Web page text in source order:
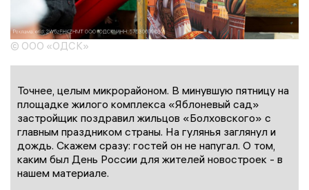
© ООО «ОДСК»
Точнее, целым микрорайоном. В минувшую пятницу на
площадке жилого комплекса «Яблоневый сад»
застройщик поздравил жильцов «Болховского» с
главным праздником страны. На гулянья заглянул и
дождь. Скажем сразу: гостей он не напугал. О том,
каким был День России для жителей новостроек - в
нашем материале.